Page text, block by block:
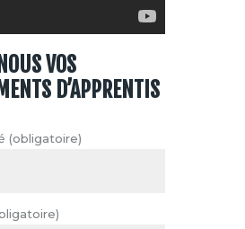
VOS
D’APPRENTIS
(obligatoire)